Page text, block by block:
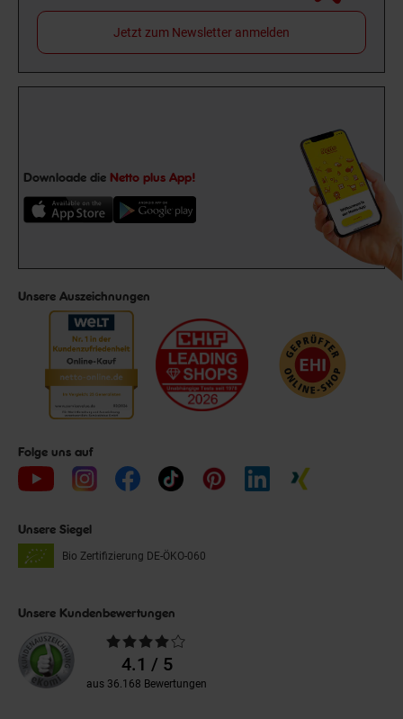
Jetzt zum Newsletter anmelden
Downloade die Netto plus App!
Unsere Auszeichnungen
Folge uns auf
Unsere Siegel
Bio Zertifizierung DE-ÖKO-060
Unsere Kundenbewertungen
Durchschnittliche
Bewertungen4.1 / 5
aus 36.168 Bewertungen